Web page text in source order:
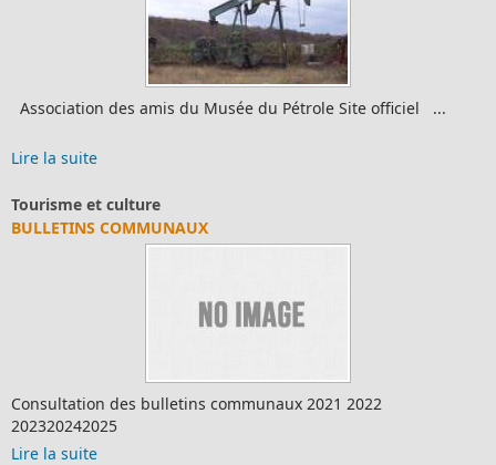
Association des amis du Musée du Pétrole Site officiel ...
Lire la suite
Tourisme et culture
BULLETINS COMMUNAUX
Consultation des bulletins communaux 2021 2022
202320242025
Lire la suite